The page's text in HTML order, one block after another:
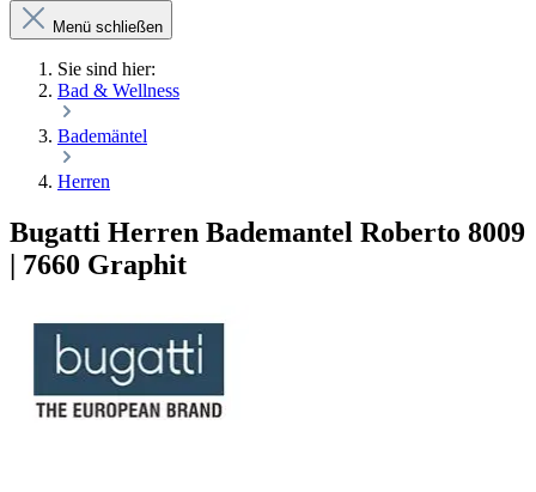
Menü schließen
Sie sind hier:
Bad & Wellness
Bademäntel
Herren
Bugatti Herren Bademantel Roberto 8009
| 7660 Graphit